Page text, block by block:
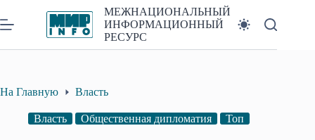
к
сути
МЕЖНАЦИОНАЛЬНЫЙ
ИНФОРМАЦИОННЫЙ
РЕСУРС
На Главную Власть
Власть Общественная дипломатия Топ